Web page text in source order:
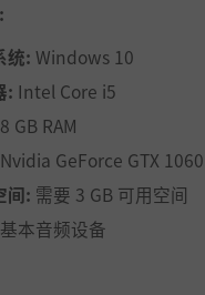
B : "Skull Games" of
: "Take Another
: "Warm Blooded"
: "How It Plays
统: Windows 10
: Intel Core i5
8 GB RAM
Nvidia GeForce GTX
间: 需要 3 GB 可用空间
基本音频设备